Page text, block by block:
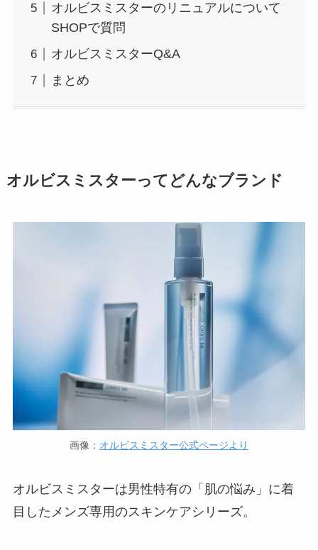
オルビスミスターのリニュアルについて
SHOPで質問
オルビスミスターQ&A
まとめ
オルビスミスターってどんなブランド
画像： オルビスミスター公式ページより
オルビスミスターは男性特有の「肌の悩み」に着
目したメンズ専用のスキンケアシリーズ。